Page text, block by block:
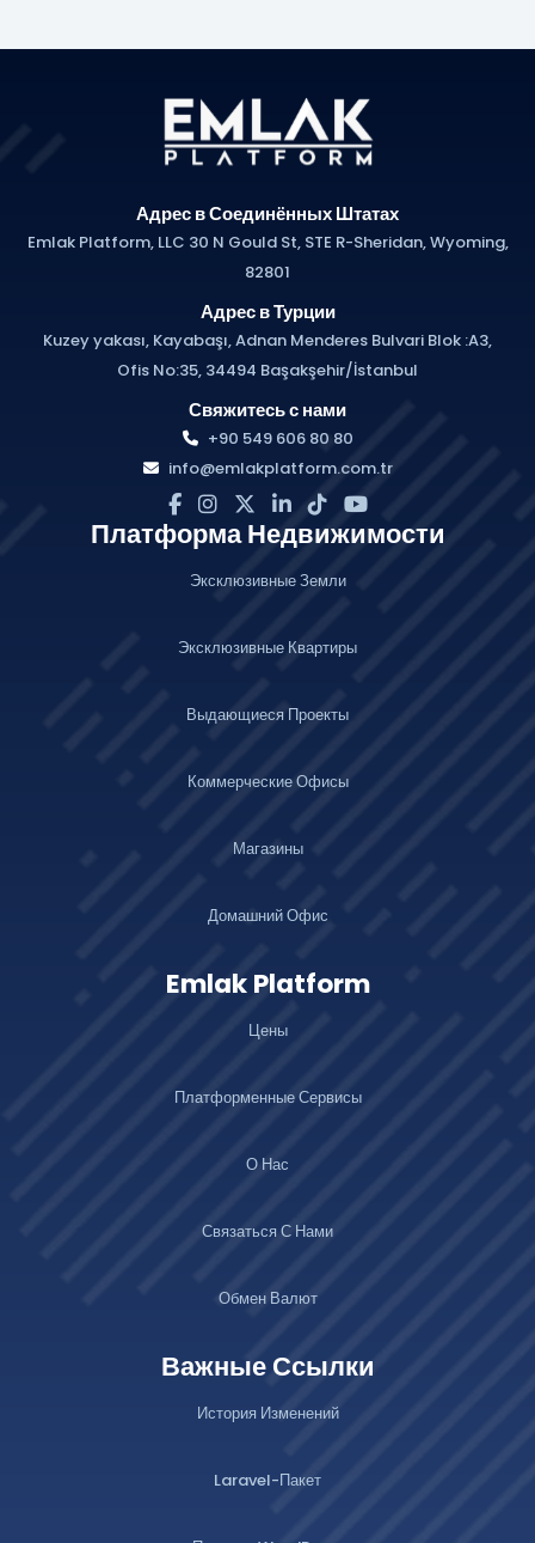
Адрес в Соединённых Штатах
Emlak Platform, LLC 30 N Gould St, STE R-Sheridan, Wyoming,
82801
Адрес в Турции
Kuzey yakası, Kayabaşı, Adnan Menderes Bulvari Blok :A3,
Ofis No:35, 34494 Başakşehir/İstanbul
Свяжитесь с нами
+90 549 606 80 80
info@emlakplatform.com.tr
Платформа Недвижимости
Эксклюзивные Земли
Эксклюзивные Квартиры
Выдающиеся Проекты
Коммерческие Офисы
Магазины
Домашний Офис
Emlak Platform
Цены
Платформенные Сервисы
О Нас
Связаться С Нами
Обмен Валют
Важные Ссылки
История Изменений
Laravel-Пакет